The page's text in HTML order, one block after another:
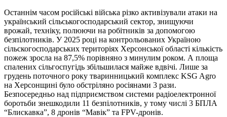
Останнім часом російські війська різко активізували атаки на
український сільськогосподарський сектор, знищуючи
врожай, техніку, полюючи на робітників за допомогою
безпілотників. У 2025 році на контрольованих Україною
сільскогосподарських територіях Херсонської області кількість
пожеж зросла на 87,5% порівняно з минулим роком. А площа
спалених сільгоспугідь збільшилася майже вдвічі. Лише за
грудень поточного року тваринницький комплекс KSG Agrо
на Херсонщині було обстріляно росіянами 3 рази.
Безпосередньо над підприємством системи радіоелектронної
боротьби знешкодили 11 безпілотників, у тому числі 3 БПЛА
“Блискавка”, 8 дронів “Мавік” та FPV-дронів.